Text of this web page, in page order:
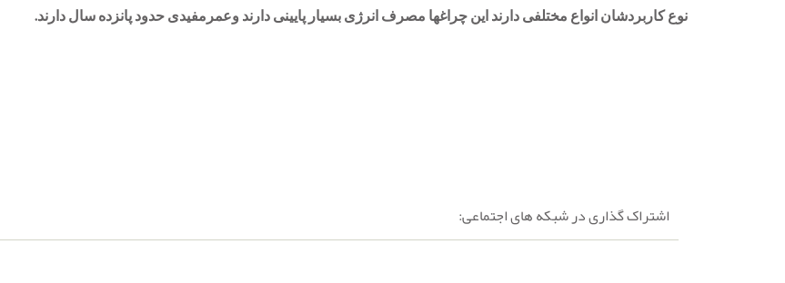
نوع کاربردشان انواع مختلفی دارند این چراغها مصرف انرژی بسیار پایینی دارند وعمرمفیدی حدود پانزده سال دارند.
اشتراک گذاری در شبکه های اجتماعی: